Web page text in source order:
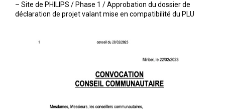
– Site de PHILIPS / Phase 1 / Approbation du dossier de
déclaration de projet valant mise en compatibilité du PLU